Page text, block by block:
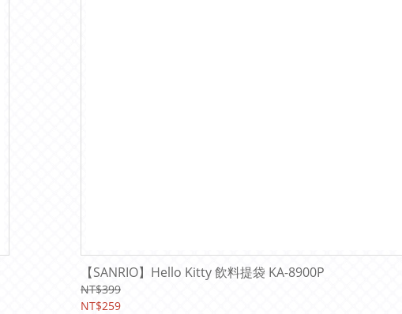
【SANRIO】Hello Kitty 飲料提袋 KA-8900P
NT$399
NT$259